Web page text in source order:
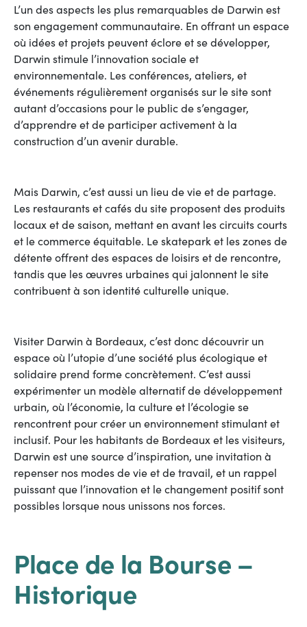
L’un des aspects les plus remarquables de Darwin est
son engagement communautaire. En offrant un espace
où idées et projets peuvent éclore et se développer,
Darwin stimule l’innovation sociale et
environnementale. Les conférences, ateliers, et
événements régulièrement organisés sur le site sont
autant d’occasions pour le public de s’engager,
d’apprendre et de participer activement à la
construction d’un avenir durable.
Mais Darwin, c’est aussi un lieu de vie et de partage.
Les restaurants et cafés du site proposent des produits
locaux et de saison, mettant en avant les circuits courts
et le commerce équitable. Le skatepark et les zones de
détente offrent des espaces de loisirs et de rencontre,
tandis que les œuvres urbaines qui jalonnent le site
contribuent à son identité culturelle unique.
Visiter Darwin à Bordeaux, c’est donc découvrir un
espace où l’utopie d’une société plus écologique et
solidaire prend forme concrètement. C’est aussi
expérimenter un modèle alternatif de développement
urbain, où l’économie, la culture et l’écologie se
rencontrent pour créer un environnement stimulant et
inclusif. Pour les habitants de Bordeaux et les visiteurs,
Darwin est une source d’inspiration, une invitation à
repenser nos modes de vie et de travail, et un rappel
puissant que l’innovation et le changement positif sont
possibles lorsque nous unissons nos forces.
Place de la Bourse –
Historique